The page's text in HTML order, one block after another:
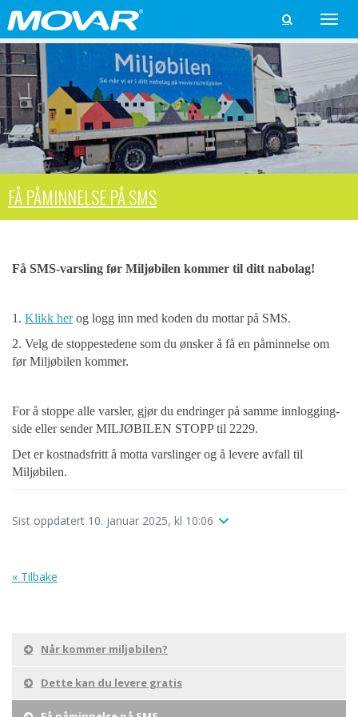
Toggle

FÅ PÅMINNELSE PÅ SMS
Få SMS-varsling før Miljøbilen kommer til ditt nabolag!
1. Klikk herog logg inn med koden du mottar på SMS.
2. Velg de stoppestedene som du ønsker å få en påminnelse om
før Miljøbilen kommer.
For å stoppe alle varsler, gjør du endringer på samme innlogging-
side eller sender MILJØBILEN STOPP til 2229.
Det er kostnadsfritt å motta varslinger og å levere avfall til
Miljøbilen.
Sist oppdatert 10. januar 2025, kl 10:06
« Tilbake
Når kommer miljøbilen?
Dette kan du levere gratis